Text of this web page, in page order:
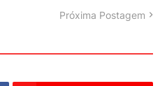
Próxima Postagem